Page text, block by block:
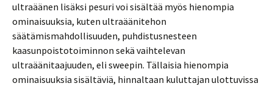
ultraäänen lisäksi pesuri voi sisältää myös hienompia
ominaisuuksia, kuten ultraäänitehon
säätämismahdollisuuden, puhdistusnesteen
kaasunpoistotoiminnon sekä vaihtelevan
ultraäänitaajuuden, eli sweepin. Tällaisia hienompia
ominaisuuksia sisältäviä, hinnaltaan kuluttajan ulottuvissa